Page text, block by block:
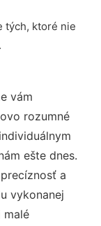
tých, ktoré nie
vám
rozumné
ešte dnes.
a
vykonanej
malé